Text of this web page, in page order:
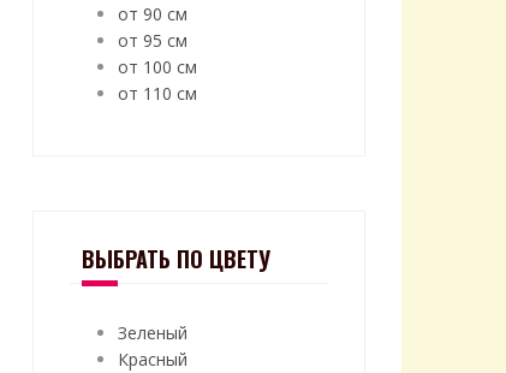
от 90 см
от 95 см
от 100 см
от 110 см
ВЫБРАТЬ ПО ЦВЕТУ
Зеленый
Красный